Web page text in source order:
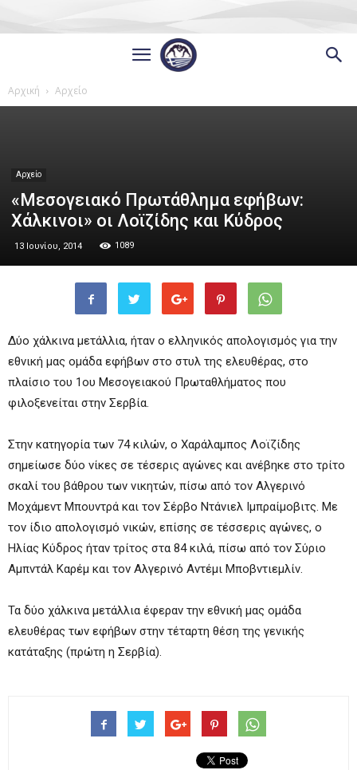
Αρχική Αρχείο
Αρχείο
«Μεσογειακό Πρωτάθλημα εφήβων:
Χάλκινοι» οι Λοϊζίδης και Κύδρος
13 Ιουνίου, 2014 1089
Δύο χάλκινα μετάλλια, ήταν ο ελληνικός απολογισμός για την
εθνική μας ομάδα εφήβων στο στυλ της ελευθέρας, στο
πλαίσιο του 1ου Μεσογειακού Πρωταθλήματος που
φιλοξενείται στην Σερβία.
Στην κατηγορία των 74 κιλών, ο Χαράλαμπος Λοϊζίδης
σημείωσε δύο νίκες σε τέσερις αγώνες και ανέβηκε στο τρίτο
σκαλί του βάθρου των νικητών, πίσω από τον Αλγερινό
Μοχάμεντ Μπουντρά και τον Σέρβο Ντάνιελ Ιμπραίμοβιτς. Με
τον ίδιο απολογισμό νικών, επίσης σε τέσσερις αγώνες, ο
Ηλίας Κύδρος ήταν τρίτος στα 84 κιλά, πίσω από τον Σύριο
Αμπντάλ Καρέμ και τον Αλγερινό Αντέμι Μποβντιεμλίν.
Τα δύο χάλκινα μετάλλια έφεραν την εθνική μας ομάδα
ελευθέρας των εφήβων στην τέταρτη θέση της γενικής
κατάταξης (πρώτη η Σερβία).